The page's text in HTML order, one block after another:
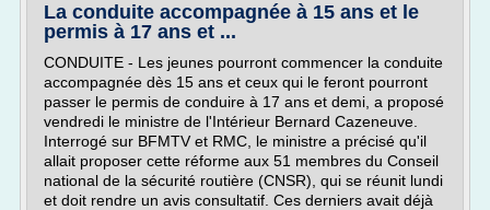
La conduite accompagnée à 15 ans et le
permis à 17 ans et ...
CONDUITE - Les jeunes pourront commencer la conduite
accompagnée dès 15 ans et ceux qui le feront pourront
passer le permis de conduire à 17 ans et demi, a proposé
vendredi le ministre de l'Intérieur Bernard Cazeneuve.
Interrogé sur BFMTV et RMC, le ministre a précisé qu'il
allait proposer cette réforme aux 51 membres du Conseil
national de la sécurité routière (CNSR), qui se réunit lundi
et doit rendre un avis consultatif. Ces derniers avait déjà